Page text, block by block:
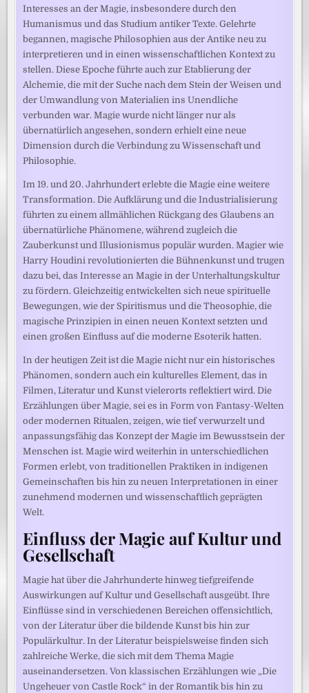
Interesses an der Magie, insbesondere durch den
Humanismus und das Studium antiker Texte. Gelehrte
begannen, magische Philosophien aus der Antike neu zu
interpretieren und in einen wissenschaftlichen Kontext zu
stellen. Diese Epoche führte auch zur Etablierung der
Alchemie, die mit der Suche nach dem Stein der Weisen und
der Umwandlung von Materialien ins Unendliche
verbunden war. Magie wurde nicht länger nur als
übernatürlich angesehen, sondern erhielt eine neue
Dimension durch die Verbindung zu Wissenschaft und
Philosophie.
Im 19. und 20. Jahrhundert erlebte die Magie eine weitere
Transformation. Die Aufklärung und die Industrialisierung
führten zu einem allmählichen Rückgang des Glaubens an
übernatürliche Phänomene, während zugleich die
Zauberkunst und Illusionismus populär wurden. Magier wie
Harry Houdini revolutionierten die Bühnenkunst und trugen
dazu bei, das Interesse an Magie in der Unterhaltungskultur
zu fördern. Gleichzeitig entwickelten sich neue spirituelle
Bewegungen, wie der Spiritismus und die Theosophie, die
magische Prinzipien in einen neuen Kontext setzten und
einen großen Einfluss auf die moderne Esoterik hatten.
In der heutigen Zeit ist die Magie nicht nur ein historisches
Phänomen, sondern auch ein kulturelles Element, das in
Filmen, Literatur und Kunst vielerorts reflektiert wird. Die
Erzählungen über Magie, sei es in Form von Fantasy-Welten
oder modernen Ritualen, zeigen, wie tief verwurzelt und
anpassungsfähig das Konzept der Magie im Bewusstsein der
Menschen ist. Magie wird weiterhin in unterschiedlichen
Formen erlebt, von traditionellen Praktiken in indigenen
Gemeinschaften bis hin zu neuen Interpretationen in einer
zunehmend modernen und wissenschaftlich geprägten
Welt.
Einfluss der Magie auf Kultur und
Gesellschaft
Magie hat über die Jahrhunderte hinweg tiefgreifende
Auswirkungen auf Kultur und Gesellschaft ausgeübt. Ihre
Einflüsse sind in verschiedenen Bereichen offensichtlich,
von der Literatur über die bildende Kunst bis hin zur
Populärkultur. In der Literatur beispielsweise finden sich
zahlreiche Werke, die sich mit dem Thema Magie
auseinandersetzen. Von klassischen Erzählungen wie „Die
Ungeheuer von Castle Rock“ in der Romantik bis hin zu